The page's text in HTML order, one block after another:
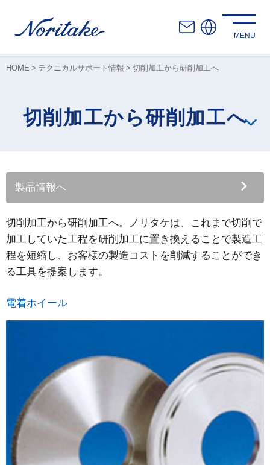
HOME テクニカルサポート情報 切削加工から研削加工へ
切削加工から研削加工へ
製品情報へ
切削加工から研削加工へ。ノリタケは、これまで切削で
加工していた工程を研削加工に置き換えることで製造工
程を短縮し、お客様の製造コストを削減することができ
る工具を提案します。
電着ホイール